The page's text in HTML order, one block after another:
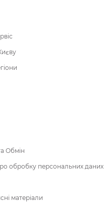
Обмін
обробку персональних даних
матеріали